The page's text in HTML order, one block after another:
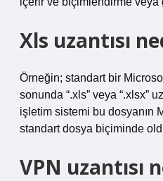
Xls uzantısı
Örneğin; standart bir
sonunda “.xls” veya “.xlsx”
işletim sistemi bu dosyanın
standart dosya biçiminde
VPN uzantısı